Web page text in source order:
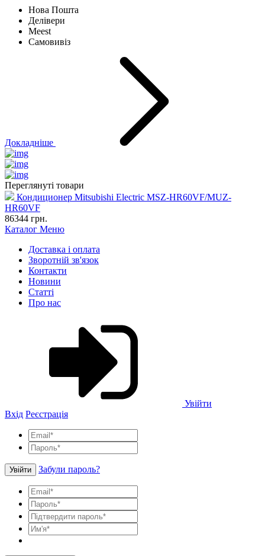
Нова Пошта
Делівери
Meest
Самовивіз
Докладніше
Переглянуті товари
Кондиционер Mitsubishi Electric MSZ-HR60VF/MUZ-
HR60VF
86344 грн.
Каталог Меню
Доставка і оплата
Зворотній зв'язок
Контакти
Новини
Статті
Про нас
Увійти
Вхід Реєстрація
Увійти Забули пароль?